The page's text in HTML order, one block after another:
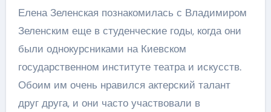
Елена Зеленская познакомилась с Владимиром
Зеленским еще в студенческие годы, когда они
были однокурсниками на Киевском
государственном институте театра и искусств.
Обоим им очень нравился актерский талант
друг друга, и они часто участвовали в